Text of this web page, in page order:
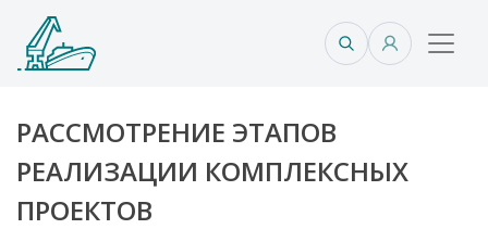
РАССМОТРЕНИЕ ЭТАПОВ
РЕАЛИЗАЦИИ КОМПЛЕКСНЫХ
ПРОЕКТОВ